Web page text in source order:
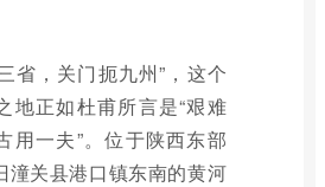
省，关门扼九州”，这个
地正如杜甫所言是“艰难
用一夫”。位于陕西东部
潼关县港口镇东南的黄河